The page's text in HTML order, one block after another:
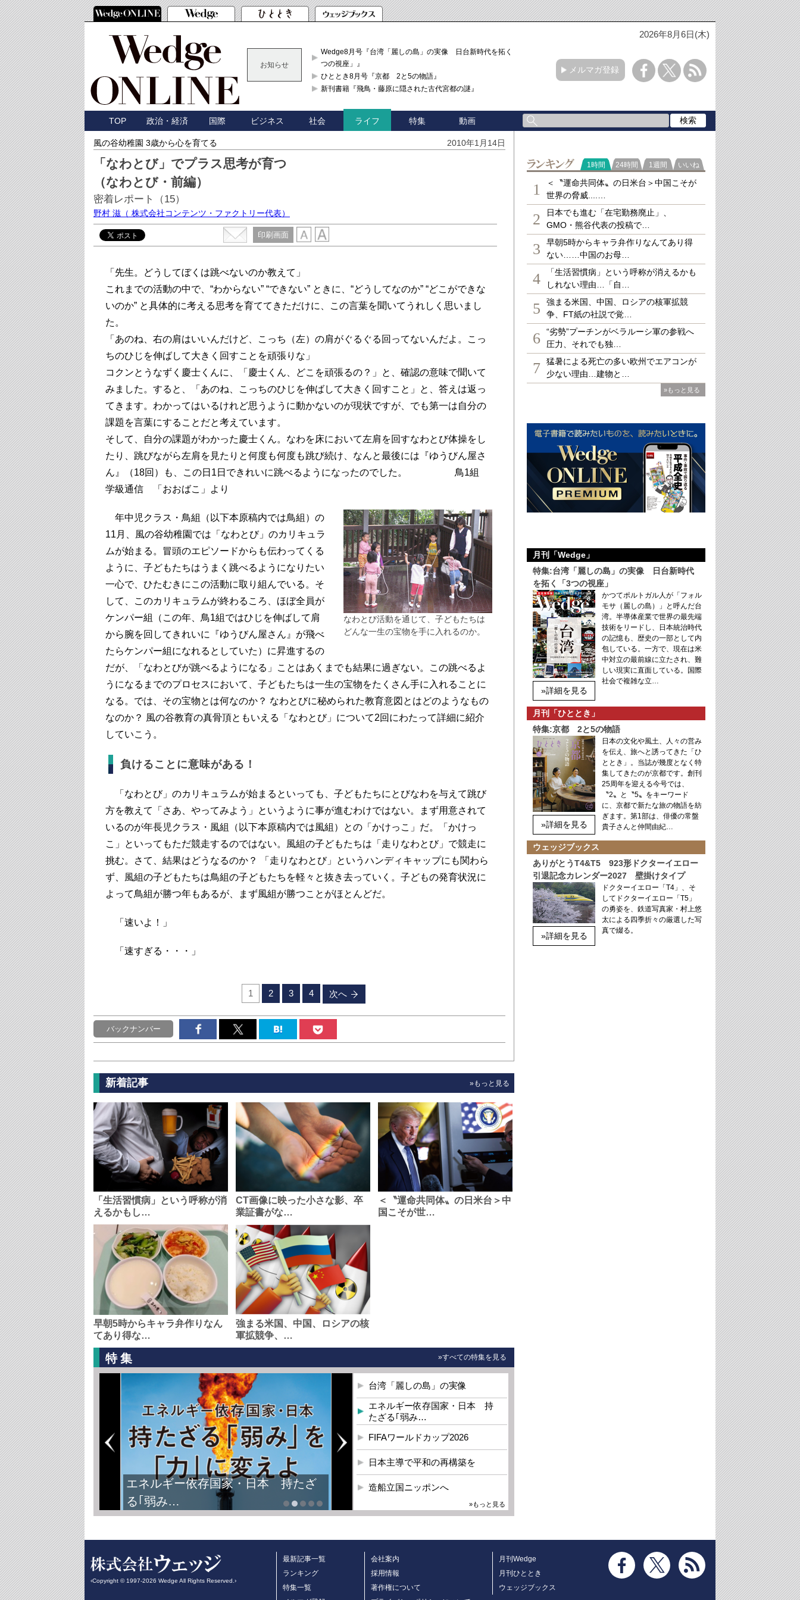
2026年8月6日(木)
お知らせ
Wedge8月号『台湾「麗しの島」の実像 日台新時代を拓く「3
つの視座」』
ひととき8月号『京都 2と5の物語』
新刊書籍『飛鳥・藤原に隠された古代宮都の謎』
メルマガ登録
TOP 政治・経済 国際 ビジネス 社会 ライフ 特集 動画
風の谷幼稚園 3歳から心を育てる 2010年1月14日
「なわとび」でプラス思考が育つ
（なわとび・前編）
密着レポート（15）
野村 滋 （ 株式会社コンテンツ・ファクトリー代表）
印刷画面
「先生。どうしてぼくは跳べないのか教えて」
これまでの活動の中で、“わからない” “できない” ときに、“どうしてなのか” “どこができな
いのか” と具体的に考える思考を育ててきただけに、この言葉を聞いてうれしく思いまし
た。
「あのね、右の肩はいいんだけど、こっち（左）の肩がぐるぐる回ってないんだよ。こっ
ちのひじを伸ばして大きく回すことを頑張りな」
コクンとうなずく慶士くんに、「慶士くん、どこを頑張るの？」と、確認の意味で聞いて
みました。すると、「あのね、こっちのひじを伸ばして大きく回すこと」と、答えは返っ
てきます。わかってはいるけれど思うように動かないのが現状ですが、でも第一は自分の
課題を言葉にすることだと考えています。
そして、自分の課題がわかった慶士くん。なわを床において左肩を回すなわとび体操をし
たり、跳びながら左肩を見たりと何度も何度も跳び続け、なんと最後には『ゆうびん屋さ
ん』（18回）も、この日1日できれいに跳べるようになったのでした。 鳥1組
学級通信 「おおばこ」より
なわとび活動を通じて、子どもたちは
どんな一生の宝物を手に入れるのか。
年中児クラス・鳥組（以下本原稿内では鳥組）の
11月、風の谷幼稚園では「なわとび」のカリキュラ
ムが始まる。冒頭のエピソードからも伝わってくる
ように、子どもたちはうまく跳べるようになりたい
一心で、ひたむきにこの活動に取り組んでいる。そ
して、このカリキュラムが終わるころ、ほぼ全員が
ケンパー組（この年、鳥1組ではひじを伸ばして肩
から腕を回してきれいに『ゆうびん屋さん』が飛べ
たらケンパー組になれるとしていた）に昇進するの
だが、「なわとびが跳べるようになる」ことはあくまでも結果に過ぎない。この跳べるよ
うになるまでのプロセスにおいて、子どもたちは一生の宝物をたくさん手に入れることに
なる。では、その宝物とは何なのか？ なわとびに秘められた教育意図とはどのようなもの
なのか？ 風の谷教育の真骨頂ともいえる「なわとび」について2回にわたって詳細に紹介
していこう。
負けることに意味がある！
「なわとび」のカリキュラムが始まるといっても、子どもたちにとびなわを与えて跳び
方を教えて「さあ、やってみよう」というように事が進むわけではない。まず用意されて
いるのが年長児クラス・風組（以下本原稿内では風組）との「かけっこ」だ。「かけっ
こ」といってもただ競走するのではない。風組の子どもたちは「走りなわとび」で競走に
挑む。さて、結果はどうなるのか？ 「走りなわとび」というハンディキャップにも関わら
ず、風組の子どもたちは鳥組の子どもたちを軽々と抜き去っていく。子どもの発育状況に
よって鳥組が勝つ年もあるが、まず風組が勝つことがほとんどだ。
「速いよ！」
「速すぎる・・・」
1 2 3 4 次へ
バックナンバー
新着記事 »もっと見る
「生活習慣病」という呼称が消
えるかもし…
CT画像に映った小さな影、卒
業証書がな…
＜〝運命共同体〟の日米台＞中
国こそが世…
早朝5時からキャラ弁作りなん
てあり得な…
強まる米国、中国、ロシアの核
軍拡競争、…
特集 »すべての特集を見る
エネルギー依存国家・日本 持たざ
る｢弱み…
台湾「麗しの島」の実像
エネルギー依存国家・日本 持
たざる｢弱み…
FIFAワールドカップ2026
日本主導で平和の再構築を
造船立国ニッポンへ
»もっと見る
ランキング
1時間 24時間 1週間 いいね
1
＜〝運命共同体〟の日米台＞中国こそが
世界の脅威....…
2
日本でも進む「在宅勤務廃止」、
GMO・熊谷代表の投稿で…
3
早朝5時からキャラ弁作りなんてあり得
ない……中国のお母…
4
「生活習慣病」という呼称が消えるかも
しれない理由…「自…
5
強まる米国、中国、ロシアの核軍拡競
争、FT紙の社説で覚…
6
“劣勢”プーチンがベラルーシ軍の参戦へ
圧力、それでも独…
7
猛暑による死亡の多い欧州でエアコンが
少ない理由…建物と…
»もっと見る
月刊「Wedge」
特集:台湾「麗しの島」の実像 日台新時代
を拓く「3つの視座」
»詳細を見る
かつてポルトガル人が「フォル
モサ（麗しの島）」と呼んだ台
湾。半導体産業で世界の最先端
技術をリードし、日本統治時代
の記憶も、歴史の一部として内
包している。一方で、現在は米
中対立の最前線に立たされ、難
しい現実に直面している。国際
社会で複雑な立…
月刊「ひととき」
特集:京都 2と5の物語
»詳細を見る
日本の文化や風土、人々の営み
を伝え、旅へと誘ってきた「ひ
ととき」。当誌が幾度となく特
集してきたのが京都です。創刊
25周年を迎える今号では、
〝2〟と〝5〟をキーワード
に、京都で新たな旅の物語を紡
ぎます。第1部は、俳優の常盤
貴子さんと仲間由紀…
ウェッジブックス
ありがとうT4&T5 923形ドクターイエロー
引退記念カレンダー2027 壁掛けタイプ
»詳細を見る
ドクターイエロー「T4」、そ
してドクターイエロー「T5」
の勇姿を、鉄道写真家・村上悠
太による四季折々の厳選した写
真で綴る。
‹Copyright © 1997-2026 Wedge All Rights Reserved.›
最新記事一覧
ランキング
特集一覧
会社案内
採用情報
著作権について
月刊Wedge
月刊ひととき
ウェッジブックス